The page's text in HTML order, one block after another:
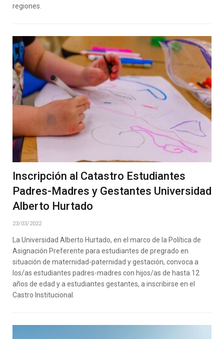
regiones.
Inscripción al Catastro Estudiantes
Padres-Madres y Gestantes Universidad
Alberto Hurtado
23/03/2022
La Universidad Alberto Hurtado, en el marco de la Política de
Asignación Preferente para estudiantes de pregrado en
situación de maternidad-paternidad y gestación, convoca a
los/as estudiantes padres-madres con hijos/as de hasta 12
años de edad y a estudiantes gestantes, a inscribirse en el
Castro Institucional.